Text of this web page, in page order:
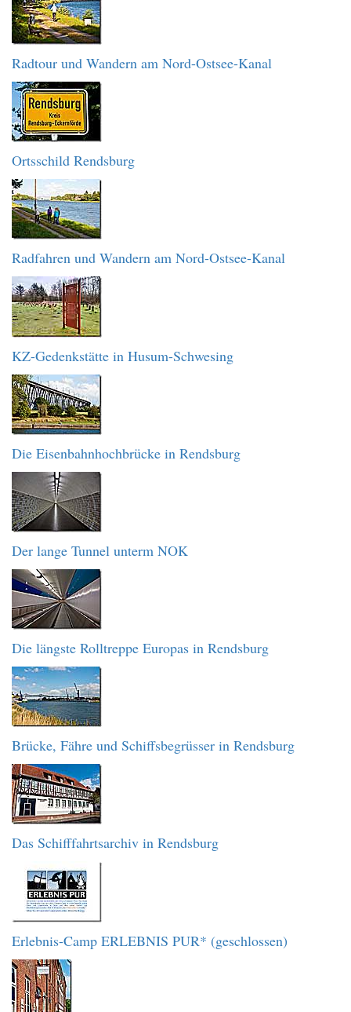
Radtour und Wandern am Nord-Ostsee-Kanal
Ortsschild Rendsburg
Radfahren und Wandern am Nord-Ostsee-Kanal
KZ-Gedenkstätte in Husum-Schwesing
Die Eisenbahnhochbrücke in Rendsburg
Der lange Tunnel unterm NOK
Die längste Rolltreppe Europas in Rendsburg
Brücke, Fähre und Schiffsbegrüsser in Rendsburg
Das Schifffahrtsarchiv in Rendsburg
Erlebnis-Camp ERLEBNIS PUR* (geschlossen)